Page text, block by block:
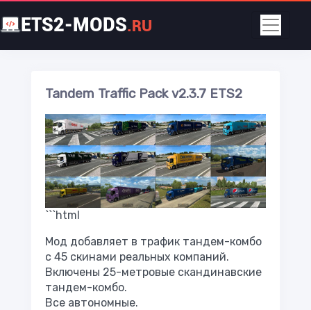
ETS2-MODS.RU
Tandem Traffic Pack v2.3.7 ETS2
```html
Мод добавляет в трафик тандем-комбо
с 45 скинами реальных компаний.
Включены 25-метровые скандинавские
тандем-комбо.
Все автономные.